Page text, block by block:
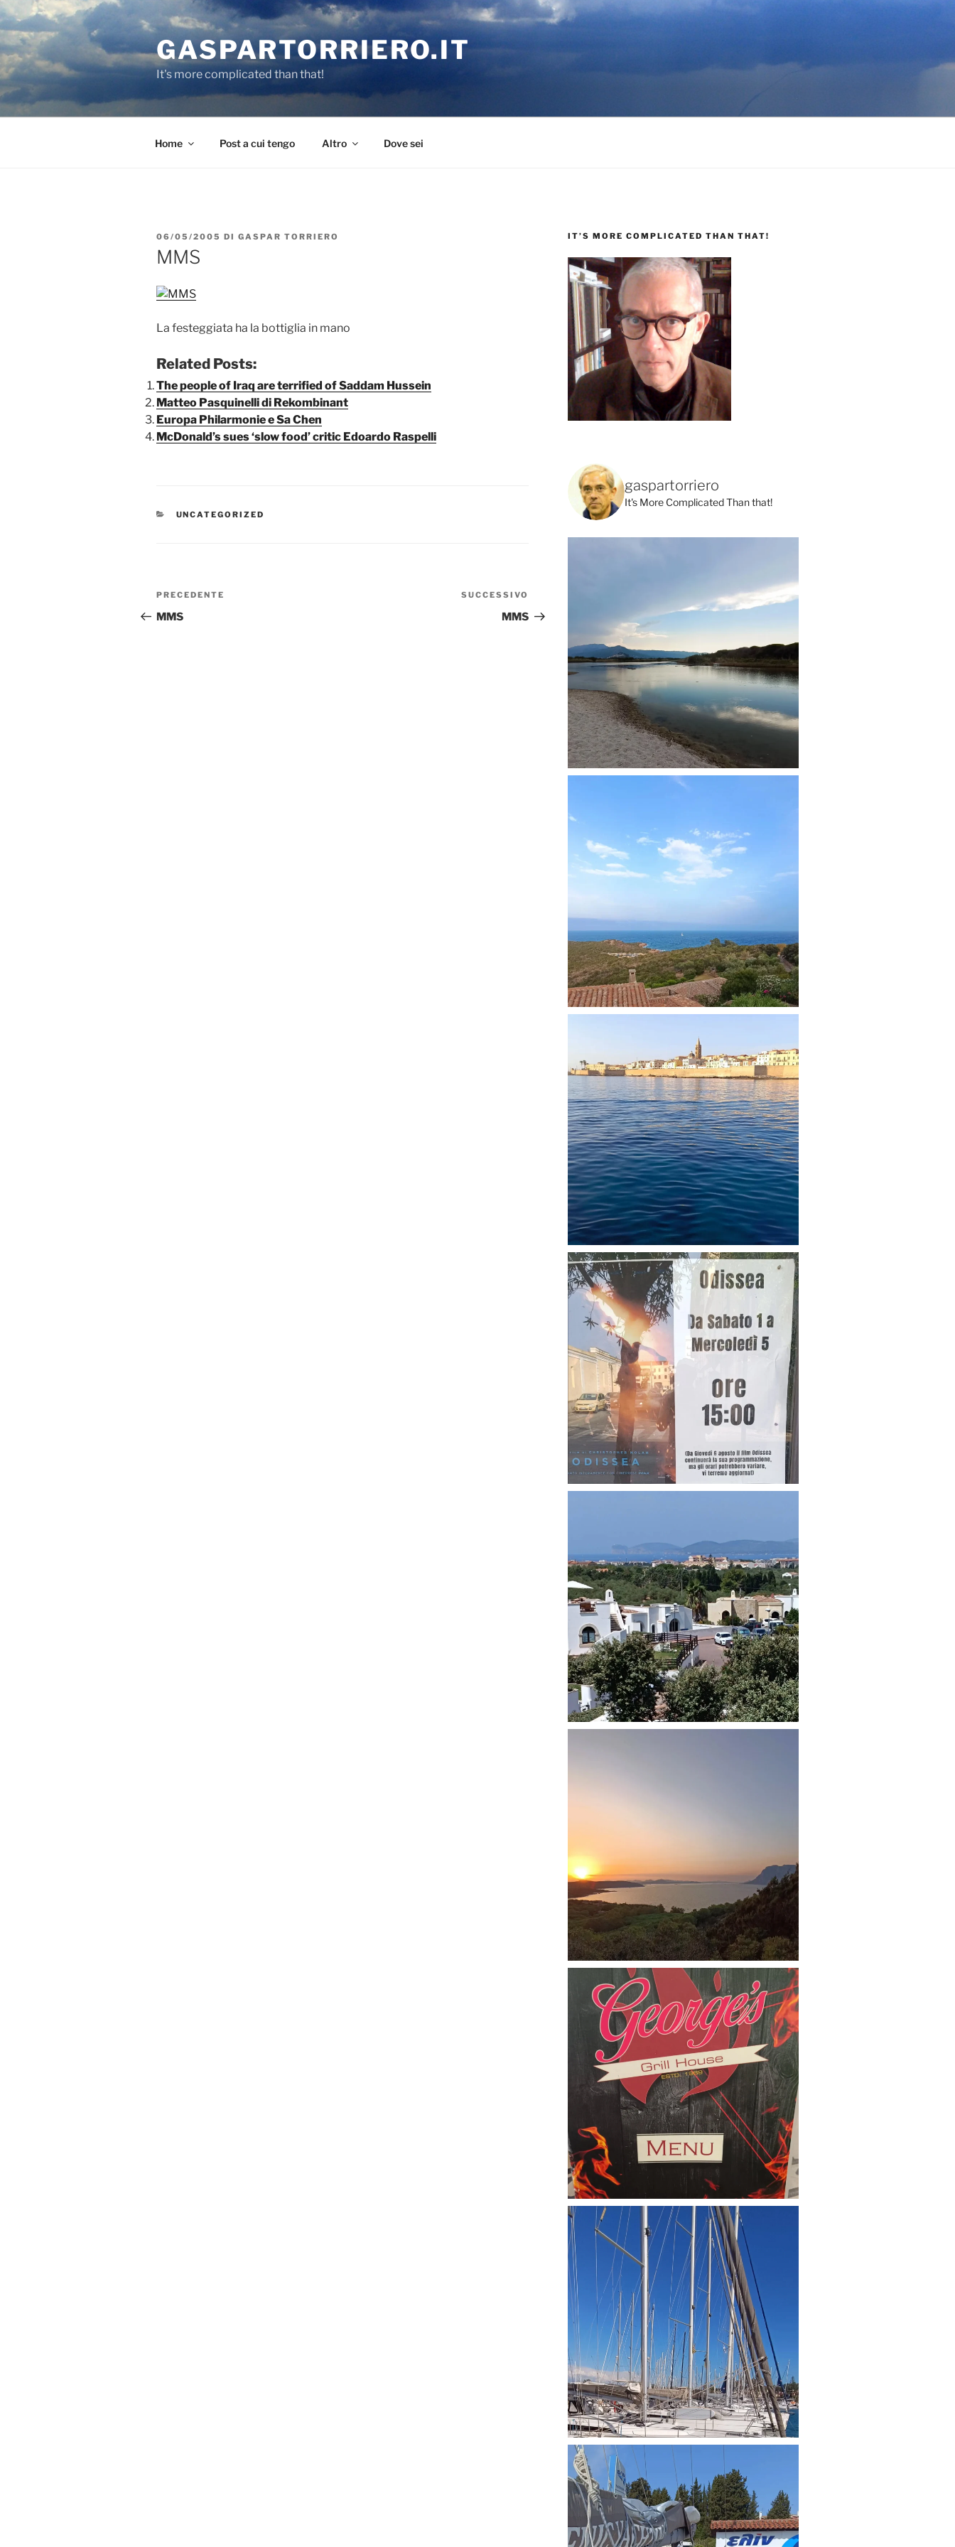
Salta
al
contenuto
GASPARTORRIERO.IT
It's more complicated than that!
Home Post a cui tengo Altro Dove sei
PUBBLICATO
IL
06/05/2005 DI GASPAR TORRIERO
MMS
La festeggiata ha la bottiglia in mano
Related Posts:
The people of Iraq are terrified of Saddam Hussein
Matteo Pasquinelli di Rekombinant
Europa Philarmonie e Sa Chen
McDonald’s sues ‘slow food’ critic Edoardo Raspelli
CATEGORIE
UNCATEGORIZED
Navigazione
articoli
Articolo
precedente:
PRECEDENTE
MMS
successivo
SUCCESSIVO
MMS
IT’S MORE COMPLICATED THAN THAT!
gaspartorriero
It's More Complicated Than that!